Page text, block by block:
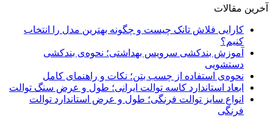
آخرین مقالات
کارایی فلاش تانک چیست و چگونه بهترین مدل را انتخاب
کنیم؟
آموزش بندکشی سرویس بهداشتی؛ نحوه‌ی بندکشی
دستشویی
نحوه‌ی استفاده از چسب بتن؛ نکات و راهنمای کامل
ابعاد استاندارد کاسه توالت ایرانی؛ طول و عرض سنگ توالت
انواع سایز توالت فرنگی؛ طول و عرض استاندارد توالت
فرنگی